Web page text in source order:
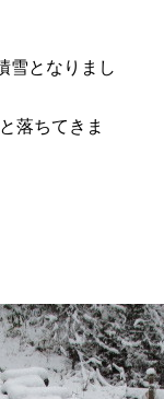
雪となりまし
落ちてきま